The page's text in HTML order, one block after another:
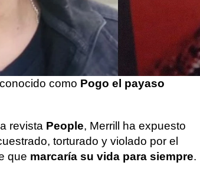
apariciones en series como
, ha compartido una impactante
con el asesino en serie
como Pogo el payaso
revista People, Merrill ha expuesto
torturado y violado por el
que marcaría su vida para siempre.